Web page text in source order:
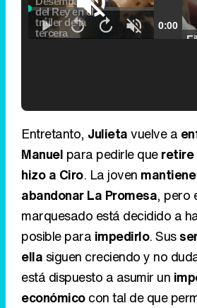
is
loading.
Pause
Seek
back
Seek
Unmute Current
0:00 /
Loaded:
0.00%
Entretanto, Julietavuelve a
Manuel para pedirle queretire
hizo a Ciro. La joven
abandonar La Promesa, pero
marquesado está decidido a
posible para impedirlo. Sus
ella siguen creciendo y no
está dispuesto a asumir un
económicocon tal de que